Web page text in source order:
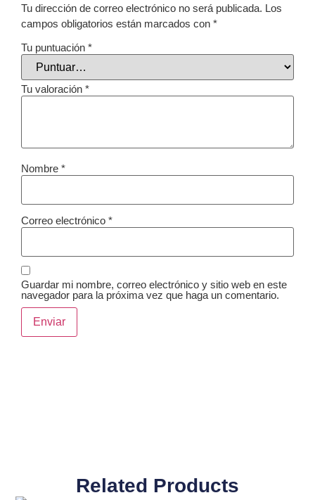
Tu dirección de correo electrónico no será publicada. Los
campos obligatorios están marcados con *
Tu puntuación *
Tu valoración *
Nombre *
Correo electrónico *
Guardar mi nombre, correo electrónico y sitio web en este
navegador para la próxima vez que haga un comentario.
Related Products